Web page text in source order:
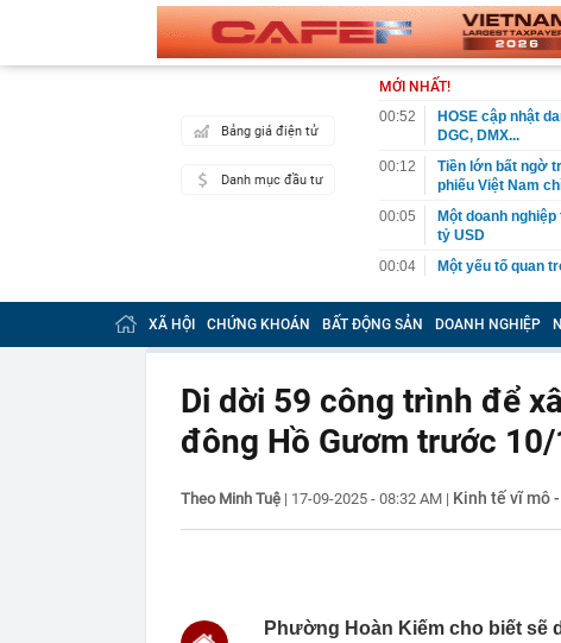
Bảng giá điện tử
Danh mục đầu tư
MỚI NHẤT!
00:52
HOSE cập nhật
DGC, DMX...
00:12
Tiền lớn bất ngờ
phiếu Việt Nam
00:05
Một doanh
tỷ USD
00:04
Một yếu tố quan
23:40
Người đàn ông
sau bác sĩ hỏi:
23:34
Nam ca sĩ rao
23:28
Trấn Thành công
chắn là siêu
Bí mật được
Vài mét vuông
22:48
5 LOẠI rau quen
CHÍNH THỨC:
22:25
Vì sao đồ ăn Việt
XÃ HỘI CHỨNG KHOÁN BẤT ĐỘNG SẢN DOANH NGHIỆP
Di dời 59 công trình để
đông Hồ Gươm trước
Theo Minh Tuệ | 17-09-2025 - 08:32 AM | Kinh tế vĩ mô
Phường Hoàn Kiếm cho biết sẽ